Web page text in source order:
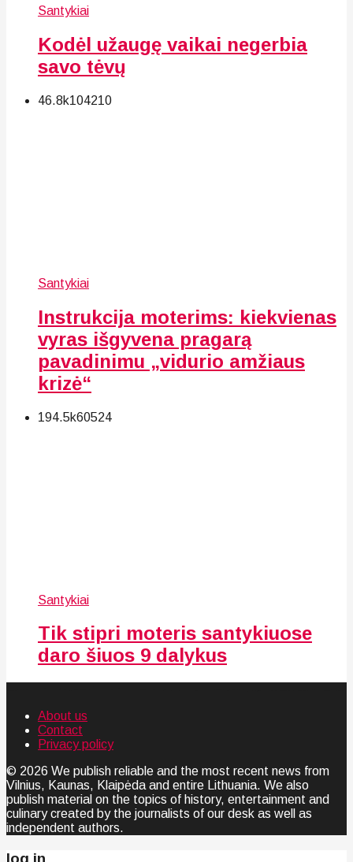
Santykiai
Kodėl užaugę vaikai negerbia
savo tėvų
46.8k104210
Santykiai
Instrukcija moterims: kiekvienas
vyras išgyvena pragarą
pavadinimu „vidurio amžiaus
krizė“
194.5k60524
Santykiai
Tik stipri moteris santykiuose
daro šiuos 9 dalykus
About us
Contact
Privacy policy
© 2026 We publish reliable and the most recent news from
Vilnius, Kaunas, Klaipėda and entire Lithuania. We also
publish material on the topics of history, entertainment and
culinary created by the journalists of our desk as well as
independent authors.
log in